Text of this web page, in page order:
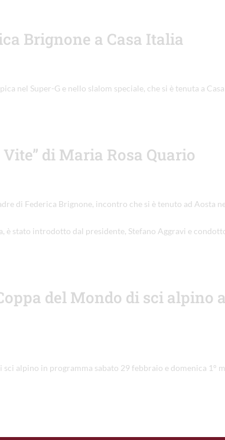
Brignone a Casa Italia
nel Super-G e nello slalom speciale, che si è tenuta a Casa
di Maria Rosa Quario
di Federica Brignone, incontro che si è tenuto ad Aosta
è stato introdotto dal presidente, Stefano Aggravi e
del Mondo di sci alpino a
alpino in programma sabato 29 febbraio e domenica 1°